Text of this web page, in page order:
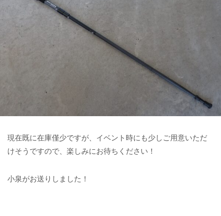
現在既に在庫僅少ですが、イベント時にも少しご用意いただ
けそうですので、楽しみにお待ちください！
小泉がお送りしました！